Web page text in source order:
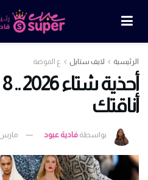
الرئيسية لايف ستايل ع الموضة
أناقتك
بواسطة فادية عبود مارس 8,